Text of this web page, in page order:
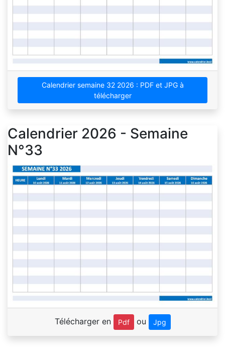
Calendrier semaine 32 2026 : PDF et JPG à
télécharger
Calendrier 2026 - Semaine
N°33
Télécharger en Pdf ou Jpg